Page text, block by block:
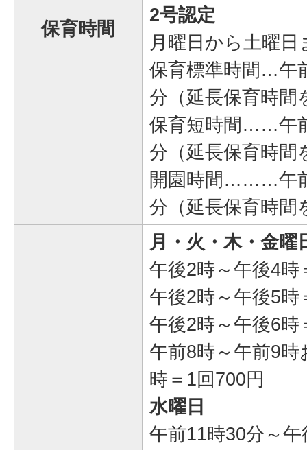
保育時間
2号認定
月曜日から土曜日
保育標準時間…午
分（延長保育時間
保育短時間……午
分（延長保育時間
開園時間………午
分（延長保育時間
月・火・木・金曜
午後2時～午後4時
午後2時～午後5時
午後2時～午後6時
午前8時～午前9
時＝1回700円
水曜日
午前11時30分～